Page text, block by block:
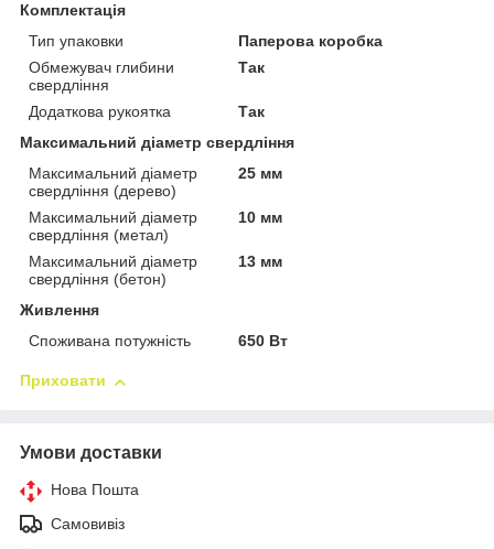
Комплектація
Тип упаковки
Паперова коробка
Обмежувач глибини
свердління
Так
Додаткова рукоятка
Так
Максимальний діаметр свердління
Максимальний діаметр
свердління (дерево)
25 мм
Максимальний діаметр
свердління (метал)
10 мм
Максимальний діаметр
свердління (бетон)
13 мм
Живлення
Споживана потужність
650 Вт
Приховати
Умови доставки
Нова Пошта
Самовивіз